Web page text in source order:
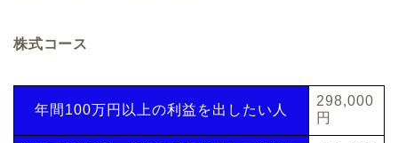
株式コース
年間100万円以上の利益を出したい人
298,000
円